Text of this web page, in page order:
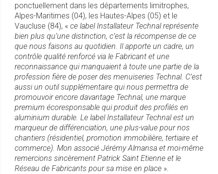
ponctuellement dans les départements limitrophes,
Alpes-Maritimes (04), les Hautes-Alpes (05) et le
Vaucluse (84), « ce label Installateur Technal représente
bien plus qu’une distinction, c’est la récompense de ce
que nous faisons au quotidien. Il apporte un cadre, un
contrôle qualité renforcé via le Fabricant et une
reconnaissance qui manquaient à toute une partie de la
profession fière de poser des menuiseries Technal. C’est
aussi un outil supplémentaire qui nous permettra de
promouvoir encore davantage Technal, une marque
premium écoresponsable qui produit des profilés en
aluminium durable. Le label Installateur Technal est un
marqueur de différenciation, une plus-value pour nos
chantiers (résidentiel, promotion immobilière, tertiaire et
commerce). Mon associé Jérémy Almansa et moi-même
remercions sincèrement Patrick Saint Etienne et le
Réseau de Fabricants pour sa mise en place ».